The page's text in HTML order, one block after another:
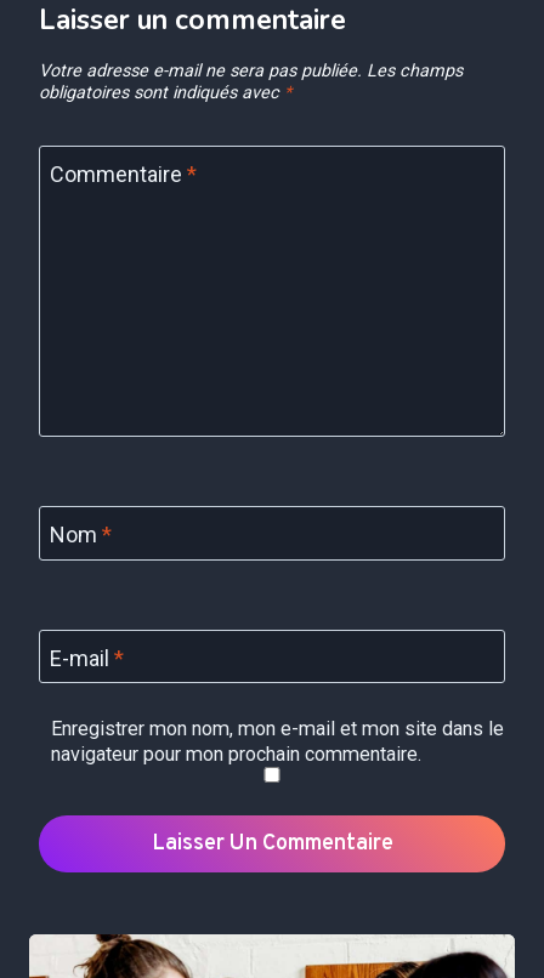
Laisser un commentaire
Votre adresse e-mail ne sera pas publiée. Les champs
obligatoires sont indiqués avec *
Commentaire *
Nom *
E-mail *
Enregistrer mon nom, mon e-mail et mon site dans le
navigateur pour mon prochain commentaire.